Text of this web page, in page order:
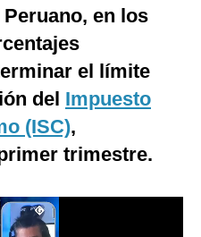
en los
el límite
del Impuesto
(ISC),
trimestre.